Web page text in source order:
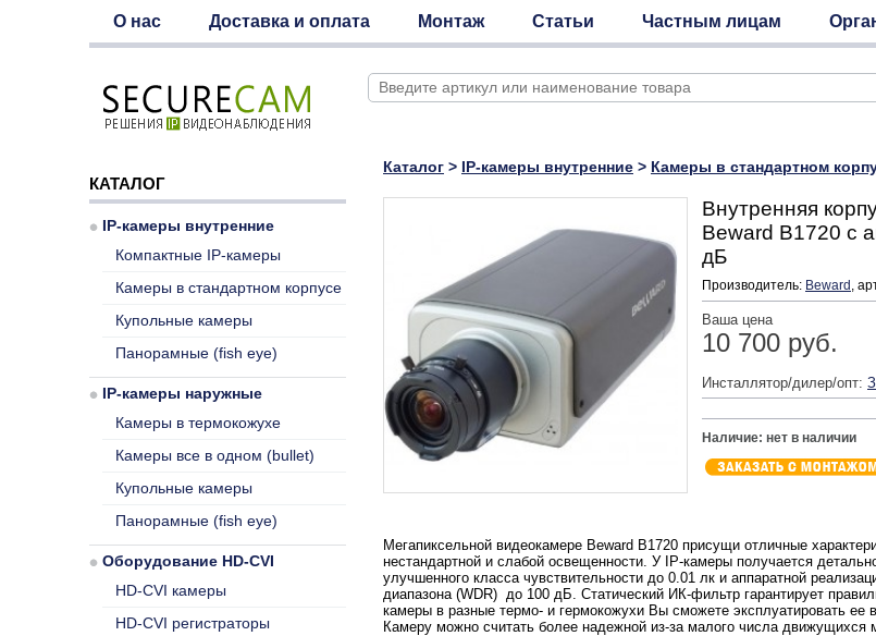
О нас Доставка и оплата Монтаж Статьи Частным лицам
Каталог > IP-камеры внутренние > Камеры в стандартном
Внутренняя
Beward B1720 с
дБ
Производитель: Beward ,
Ваша цена
10 700 руб.
Инсталлятор/дилер/опт:
Наличие: нет в наличии
Мегапиксельной видеокамере Beward B1720 присущи отличные
нестандартной и слабой освещенности. У IP-камеры получается
улучшенного класса чувствительности до 0.01 лк и аппаратной
диапазона (WDR) до 100 дБ. Статический ИК-фильтр гарантирует
камеры в разные термо- и гермокожухи Вы сможете эксплуатировать ее
Камеру можно считать более надежной из-за малого числа движущихся
КАТАЛОГ
IP-камеры внутренние
Компактные IP-камеры
Камеры в стандартном корпусе
Купольные камеры
Панорамные (fish eye)
IP-камеры наружные
Камеры в термокожухе
Камеры все в одном (bullet)
Купольные камеры
Панорамные (fish eye)
Оборудование HD-CVI
HD-CVI камеры
HD-CVI регистраторы